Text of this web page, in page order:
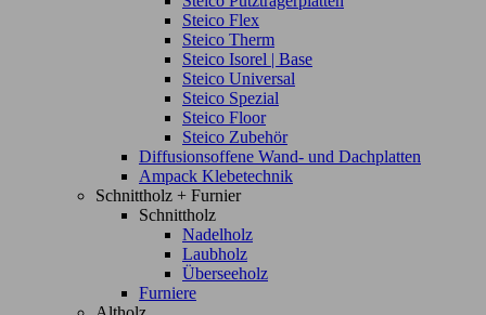
Steico Flex
Steico Therm
Steico Isorel | Base
Steico Universal
Steico Spezial
Steico Floor
Steico Zubehör
Diffusionsoffene Wand- und Dachplatten
Ampack Klebetechnik
Schnittholz + Furnier
Schnittholz
Nadelholz
Laubholz
Überseeholz
Furniere